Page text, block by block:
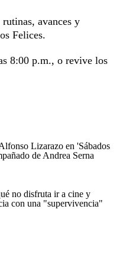
avances y
Felices.
8:00 p.m., o revive los
Lizarazo en 'Sábados
de Andrea Serna
no disfruta ir a cine y
con una "supervivencia"